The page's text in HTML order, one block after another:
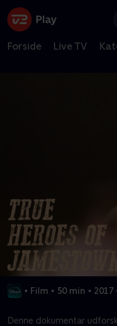
Forside Live TV
• Film • 50 min • 2017
Denne dokumentar